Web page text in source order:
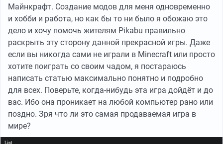
Майнкрафт. Создание модов для меня одновременно
и хобби и работа, но как бы то ни было я обожаю это
дело и хочу помочь жителям Pikabu правильно
раскрыть эту сторону данной прекрасной игры. Даже
если вы никогда сами не играли в Minecraft или просто
хотите поиграть со своим чадом, я постараюсь
написать статью максимально понятно и подробно
для всех. Поверьте, когда-нибудь эта игра дойдёт и до
вас. Ибо она проникает на любой компьютер рано или
поздно. Зря что ли это самая продаваемая игра в
мире?